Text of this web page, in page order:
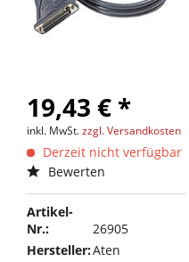
19,43 € *
inkl. MwSt.zzgl. Versandkosten
Derzeit nicht verfügbar
Bewerten
Artikel-
Nr.:
26905
Hersteller:Aten